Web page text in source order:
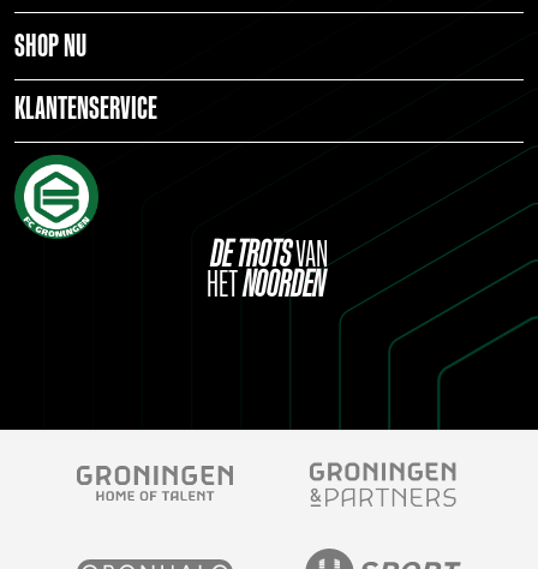
DETROTSVAN
HETNOORDEN
SHOP NU
KLANTENSERVICE